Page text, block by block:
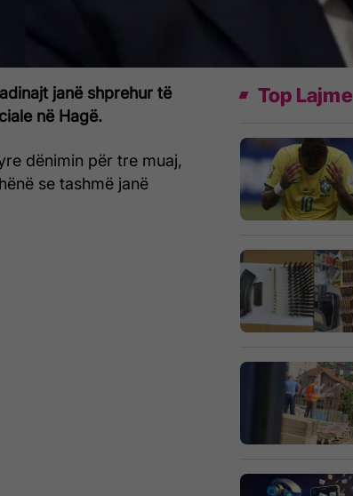
janë shprehur të
në Hagë.
dënimin për tre muaj,
se tashmë janë
Top Lajme